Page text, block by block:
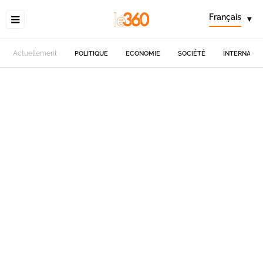
Français ▾
Actuellement POLITIQUE ECONOMIE SOCIÉTÉ